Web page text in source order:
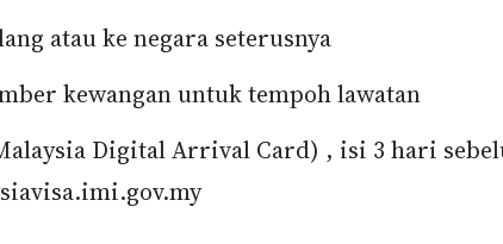
atau ke negara seterusnya
kewangan untuk tempoh lawatan
Digital Arrival Card) , isi 3 hari